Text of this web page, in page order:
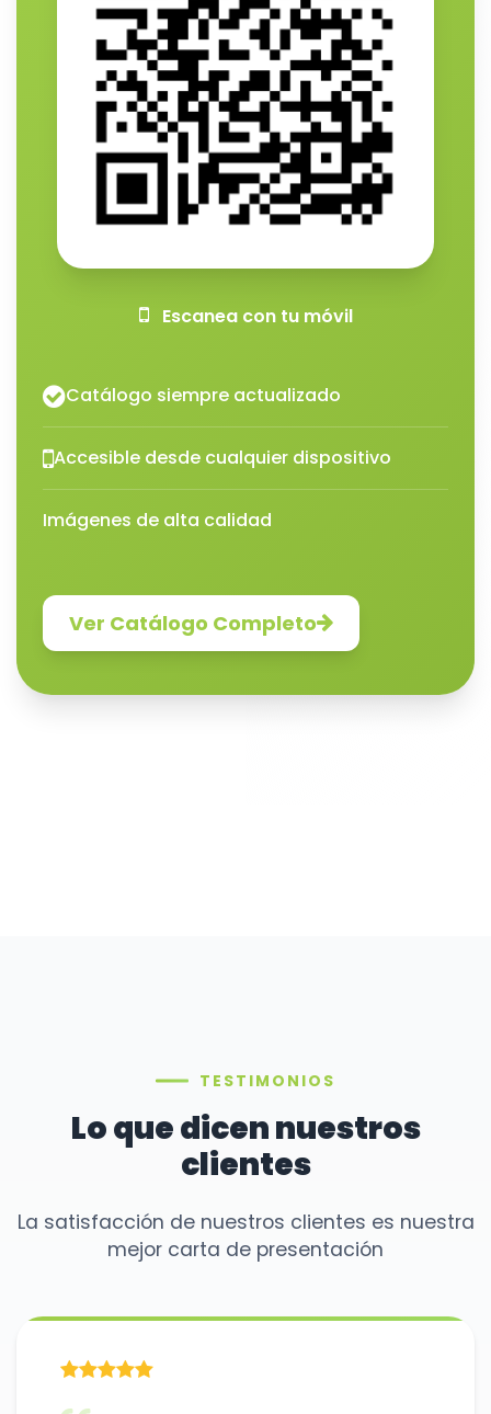
Escanea con tu móvil
Catálogo siempre actualizado
Accesible desde cualquier dispositivo
Imágenes de alta calidad
Ver Catálogo Completo
TESTIMONIOS
Lo que dicen nuestros
clientes
La satisfacción de nuestros clientes es nuestra
mejor carta de presentación